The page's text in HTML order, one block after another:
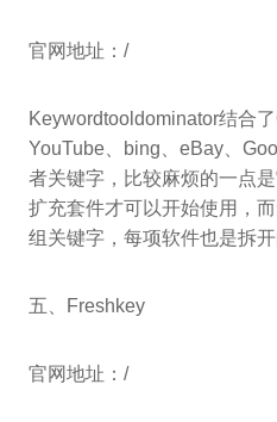
官网地址：/
Keywordtooldominator结合
YouTube、bing、eBay、
者关键字，比较麻烦的一点
扩充套件才可以开始使用，
组关键字，每项软件也是拆开
五、Freshkey
官网地址：/